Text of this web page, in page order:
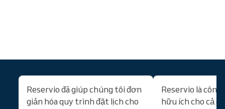
Reservio đã giúp chúng tôi đơn
giản hóa quy trình đặt lịch cho
Reservio là
hữu ích cho cả